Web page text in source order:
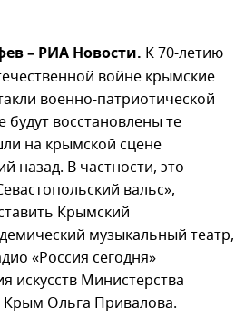
– РИА Новости. К 70-летию
войне крымские
военно-патриотической
будут восстановлены те
на крымской сцене
назад. В частности, это
вальс»,
Крымский
музыкальный театр,
«Россия сегодня»
искусств Министерства
Крым Ольга Привалова.